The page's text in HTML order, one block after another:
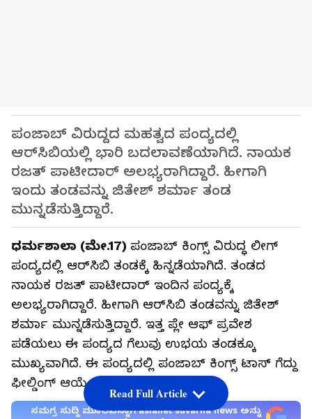
ಪಂಜಾಬ್ ವಿರುದ್ದದ ಮಹತ್ವದ ಪಂದ್ಯದಲ್ಲಿ
ಆರ್‌ಸಿಬಿಯಲ್ಲಿ ಭಾರಿ ಬದಲಾವಣೆಯಾಗಿದೆ. ನಾಯಕ
ರಜತ್ ಪಾಟೀದಾರ್ ಅಲಭ್ಯರಾಗಿದ್ದಾರೆ. ಹೀಗಾಗಿ
ಇಂದು ತಂಡವನ್ನು ಜಿತೇಶ್ ಶರ್ಮಾ ತಂಡ
ಮುನ್ನಡೆಸುತ್ತಿದ್ದಾರೆ.
ಧರ್ಮಶಾಲಾ (ಮೇ.17) ಪಂಜಾಬ್ ಕಿಂಗ್ಸ್ ವಿರುದ್ಧ ಲೀಗ್
ಪಂದ್ಯದಲ್ಲಿ ಆರ್‌ಸಿಬಿ ತಂಡಕ್ಕೆ ಹಿನ್ನಡೆಯಾಗಿದೆ. ತಂಡದ
ನಾಯಕ ರಜತ್ ಪಾಟೀದಾರ್ ಇಂದಿನ ಪಂದ್ಯಕ್ಕೆ
ಅಲಭ್ಯರಾಗಿದ್ದಾರೆ. ಹೀಗಾಗಿ ಆರ್‌ಸಿಬಿ ತಂಡವನ್ನು ಜಿತೇಶ್
ಶರ್ಮಾ ಮುನ್ನಡೆಸುತ್ತಿದ್ದಾರೆ. ಇತ್ತ ಪ್ಲೇ ಆಫ್ ಪ್ರವೇಶ
ಪಡೆಯಲು ಈ ಪಂದ್ಯದ ಗೆಲುವು ಉಭಯ ತಂಡಕ್ಕೂ
ಮುಖ್ಯವಾಗಿದೆ. ಈ ಪಂದ್ಯದಲ್ಲಿ ಪಂಜಾಬ್ ಕಿಂಗ್ಸ್ ಟಾಸ್ ಗೆದ್ದು
ಫೀಲ್ಡಿಂಗ್ ಆಯ್ಕೆ ಮಾಡಿಕೊಂಡಿದೆ.
ಸಮಗ್ರ ಸುದ್ದಿ ಮೂಲವನ್ನಾಗಿ asianet suvarna news ಅನ್ನು
Read Full Article